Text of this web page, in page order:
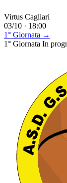
Virtus Cagliari
03/10 · 18:00
1° Giornata →
1° Giornata In